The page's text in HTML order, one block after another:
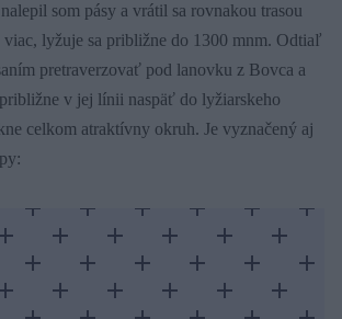
som pásy a vrátil sa rovnakou trasou
viac, lyžuje sa približne do 1300 mnm. Odtiaľ
pretraverzovať pod lanovku z Bovca a
v jej línii naspäť do lyžiarskeho
celkom atraktívny okruh. Je vyznačený aj